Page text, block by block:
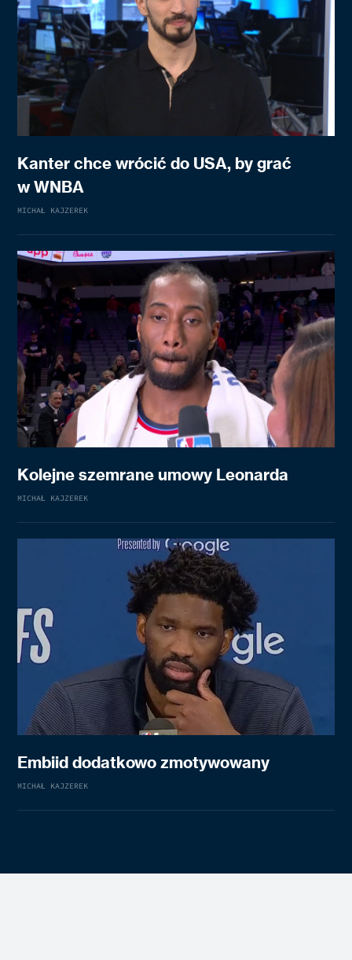
Kanter chce wrócić do USA, by grać
w WNBA
MICHAŁ KAJZEREK
Kolejne szemrane umowy Leonarda
MICHAŁ KAJZEREK
Embiid dodatkowo zmotywowany
MICHAŁ KAJZEREK